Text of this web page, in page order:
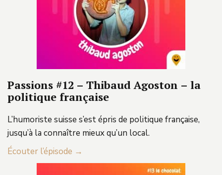
Passions #12 – Thibaud Agoston – la
politique française
L’humoriste suisse s’est épris de politique française,
jusqu’à la connaître mieux qu’un local.
Écouter l’épisode →